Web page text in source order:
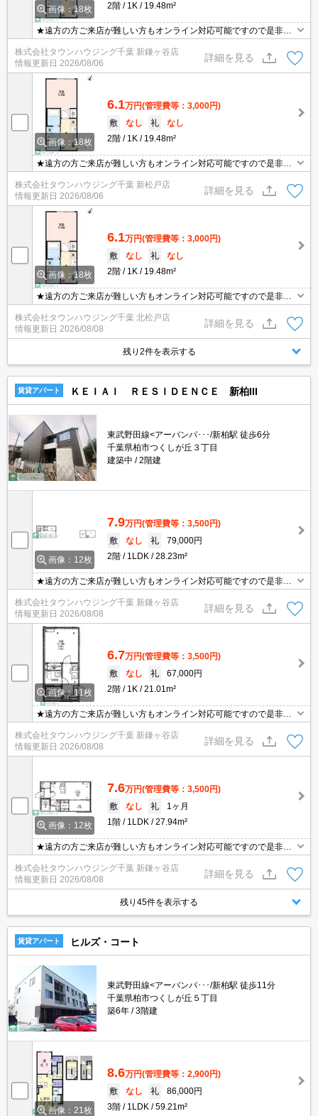
画像：18枚
2階
1K 19.48m²
★遠方の方ご来店が難しい方もオンライン対応可能ですので是非一
度ご相談くださいませ！お部屋探しはタウンハウジングにお任せ下
さい★
株式会社タウンハウジング千葉 新鎌ヶ谷店
情報更新日 2026/08/06
詳細を見る
画像：18枚
6.1万円(管理費等：3,000円)
敷
なし 礼
なし
2階
1K 19.48m²
★遠方の方ご来店が難しい方もオンライン対応可能ですので是非一
度ご相談くださいませ！お部屋探しはタウンハウジングにお任せ下
さい★
株式会社タウンハウジング千葉 新松戸店
情報更新日 2026/08/06
詳細を見る
画像：18枚
6.1万円(管理費等：3,000円)
敷
なし 礼
なし
2階
1K 19.48m²
★遠方の方ご来店が難しい方もオンライン対応可能ですので是非一
度ご相談くださいませ！お部屋探しはタウンハウジングにお任せ下
さい★
株式会社タウンハウジング千葉 北松戸店
情報更新日 2026/08/08
詳細を見る
残り2件を表示する
賃貸アパート ＫＥＩＡＩ ＲＥＳＩＤＥＮＣＥ 新柏III
東武野田線<アーバンパ･･･/新柏駅 徒歩6分
千葉県柏市つくしが丘３丁目
建築中
2階建
画像：12枚
7.9万円(管理費等：3,500円)
敷
なし 礼
79,000円
2階
1LDK 28.23m²
★遠方の方ご来店が難しい方もオンライン対応可能ですので是非一
度ご相談くださいませ！お部屋探しはタウンハウジングにお任せ下
さい★
株式会社タウンハウジング千葉 新鎌ヶ谷店
情報更新日 2026/08/08
詳細を見る
画像：11枚
6.7万円(管理費等：3,500円)
敷
なし 礼
67,000円
2階
1K 21.01m²
★遠方の方ご来店が難しい方もオンライン対応可能ですので是非一
度ご相談くださいませ！お部屋探しはタウンハウジングにお任せ下
さい★
株式会社タウンハウジング千葉 新鎌ヶ谷店
情報更新日 2026/08/08
詳細を見る
画像：12枚
7.6万円(管理費等：3,500円)
敷
なし 礼
1ヶ月
1階
1LDK 27.94m²
★遠方の方ご来店が難しい方もオンライン対応可能ですので是非一
度ご相談くださいませ！お部屋探しはタウンハウジングにお任せ下
さい★
株式会社タウンハウジング千葉 新鎌ヶ谷店
情報更新日 2026/08/08
詳細を見る
残り45件を表示する
賃貸アパート ヒルズ・コート
東武野田線<アーバンパ･･･/新柏駅 徒歩11分
千葉県柏市つくしが丘５丁目
築6年
3階建
画像：21枚
8.6万円(管理費等：2,900円)
敷
なし 礼
86,000円
3階
1LDK 59.21m²